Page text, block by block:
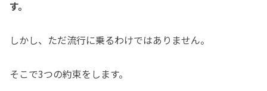
す。
しかし、ただ流行に乗るわけではありません。
そこで3つの約束をします。